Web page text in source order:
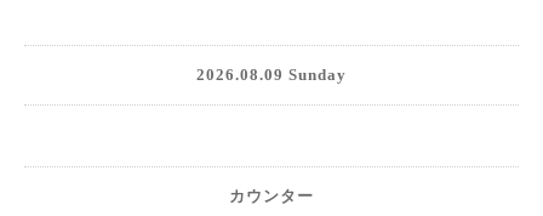
2026.08.09 Sunday
カウンター